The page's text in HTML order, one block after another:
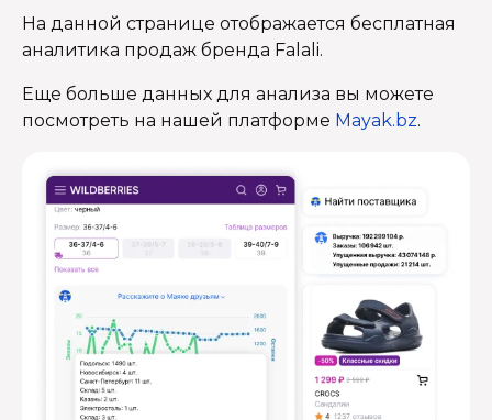
На данной странице отображается бесплатная
аналитика продаж бренда Falali.
Еще больше данных для анализа вы можете
посмотреть на нашей платформе Mayak.bz.